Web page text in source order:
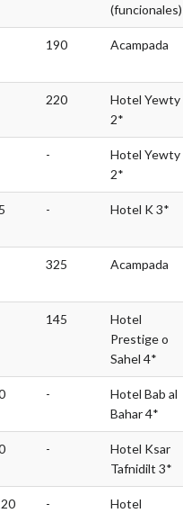
(funcionales)
190 Acampada
220
Hotel Yewty
2*
-
Hotel Yewty
2*
- Hotel K 3*
325 Acampada
145
Hotel
Prestige o
Sahel 4*
-
Hotel Bab al
Bahar 4*
-
Hotel Ksar
Tafnidilt 3*
-
Hotel